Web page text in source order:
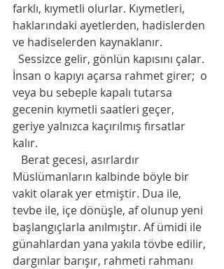
farklı, kıymetli olurlar. Kıymetleri,
haklarındaki ayetlerden, hadislerden
ve hadiselerden kaynaklanır.
Sessizce gelir, gönlün kapısını çalar.
İnsan o kapıyı açarsa rahmet girer;  o
veya bu sebeple kapalı tutarsa
gecenin kıymetli saatleri geçer,
geriye yalnızca kaçırılmış fırsatlar
kalır.
Berat gecesi, asırlardır
Müslümanların kalbinde böyle bir
vakit olarak yer etmiştir. Dua ile,
tevbe ile, içe dönüşle, af olunup yeni
başlangıçlarla anılmıştır. Af ümidi ile
günahlardan yana yakıla tövbe edilir,
dargınlar barışır, rahmeti rahmanı